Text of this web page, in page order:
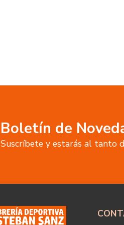
Boletín de
Suscríbete y estarás al tanto